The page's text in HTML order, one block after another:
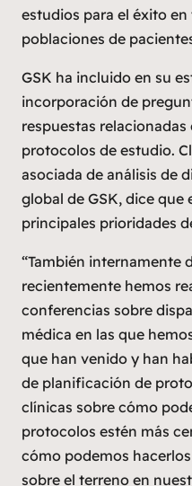
estudios para el éxito
poblaciones de
GSK ha incluido en su
incorporación de
respuestas
protocolos de estudio.
asociada de análisis de
global de GSK, dice que
principales prioridades
“También internamente
recientemente hemos
conferencias sobre
médica en las que
que han venido y han
de planificación de
clínicas sobre cómo
protocolos estén más
cómo podemos
sobre el terreno en